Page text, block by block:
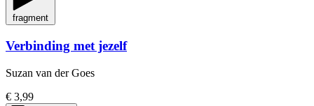
fragment
Verbinding met jezelf
Suzan van der Goes
€ 3,99